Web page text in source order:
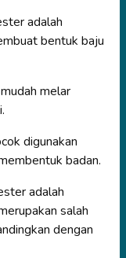
adalah
bentuk baju
melar
digunakan
badan.
adalah
salah
dengan